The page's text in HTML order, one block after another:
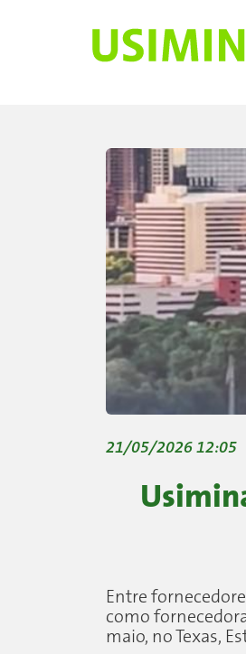
21/05/2026 12:05
Entre
como
maio, no Texas,